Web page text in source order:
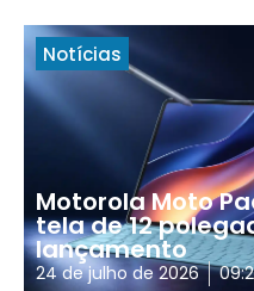
Notícias
Motorola Moto
tela de 12
lançamento
24 de julho de 2026